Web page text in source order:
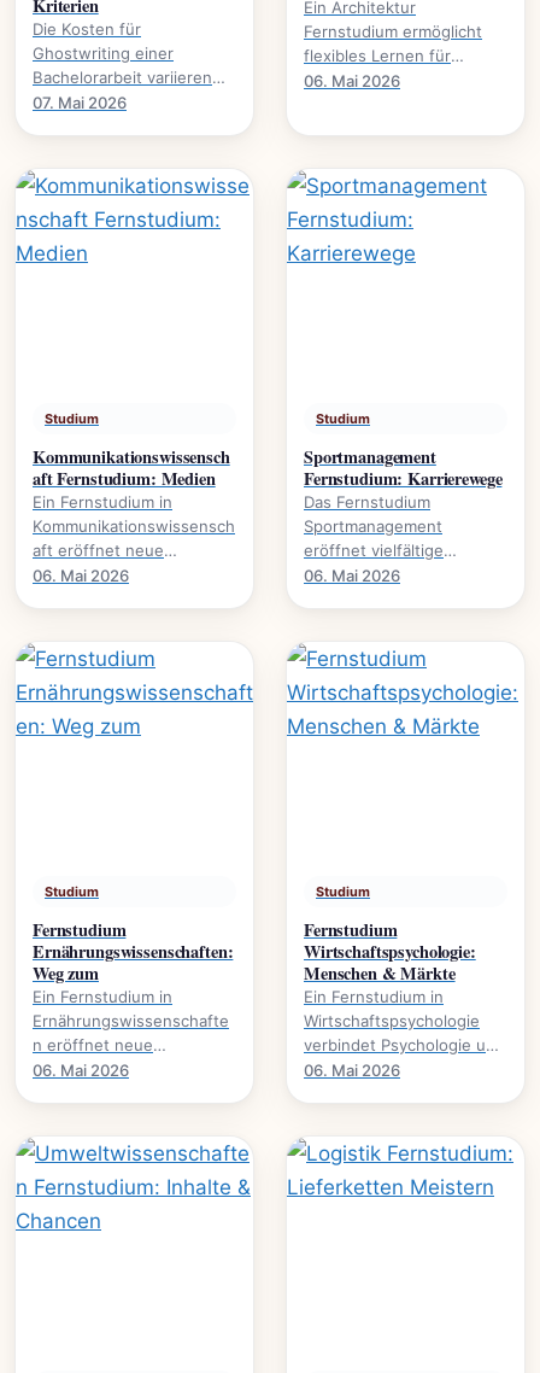
Kriterien
Die Kosten für
Ghostwriting einer
Bachelorarbeit variieren
stark. Dieser Leitfaden
und gibt.
07. Mai 2026
Ein Architektur
Fernstudium ermöglicht
flexibles Lernen für
kreative Köpfe.
06. Mai 2026
Studium
Kommunikationswissensch
aft Fernstudium: Medien
Ein Fernstudium in
Kommunikationswissensch
aft eröffnet neue
Perspektiven auf Medien,
Es.
06. Mai 2026
Studium
Sportmanagement
Fernstudium: Karrierewege
Das Fernstudium
Sportmanagement
eröffnet vielfältige
Karrierewege im
und welche.
06. Mai 2026
Studium
Fernstudium
Ernährungswissenschaften:
Weg zum
Ein Fernstudium in
Ernährungswissenschafte
n eröffnet neue
Karrierewege., welche
gelingt.
06. Mai 2026
Studium
Fernstudium
Wirtschaftspsychologie:
Menschen & Märkte
Ein Fernstudium in
Wirtschaftspsychologie
verbindet Psychologie und
Wirtschaft. Es eröffnet
06. Mai 2026